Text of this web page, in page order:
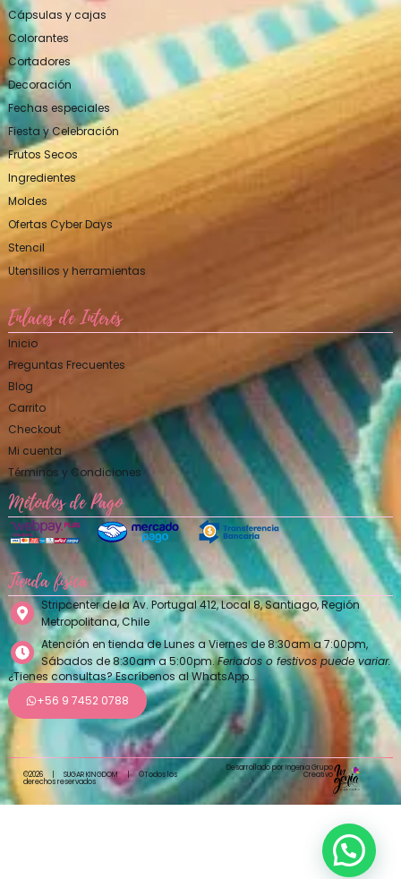
Cápsulas y cajas
Colorantes
Cortadores
Decoración
Fechas especiales
Fiesta y Celebración
Frutos Secos
Ingredientes
Moldes
Ofertas Cyber Days
Stencil
Utensilios y herramientas
Enlaces de Interés
Inicio
Preguntas Frecuentes
Blog
Carrito
Checkout
Mi cuenta
Términos y Condiciones
Métodos de Pago
Tienda física
Stripcenter de la Av. Portugal 412, Local 8, Santiago, Región
Metropolitana, Chile
Atención en tienda de Lunes a Viernes de 8:30am a 7:00pm,
Sábados de 8:30am a 5:00pm.Feriados o festivos puede variar.
¿Tienes consultas? Escríbenos al WhatsApp…
+56 9 7452 0788
©2026 SUGAR KINGDOM | ©Todos los
derechos reservados
Desarrollado por Ingenia Grupo
Creativo